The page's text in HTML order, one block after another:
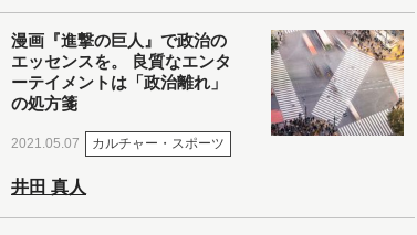
漫画『進撃の巨人』で政治の
エッセンスを。 良質なエンタ
ーテイメントは「政治離れ」
の処方箋
2021.05.07 カルチャー・スポーツ
井田 真人